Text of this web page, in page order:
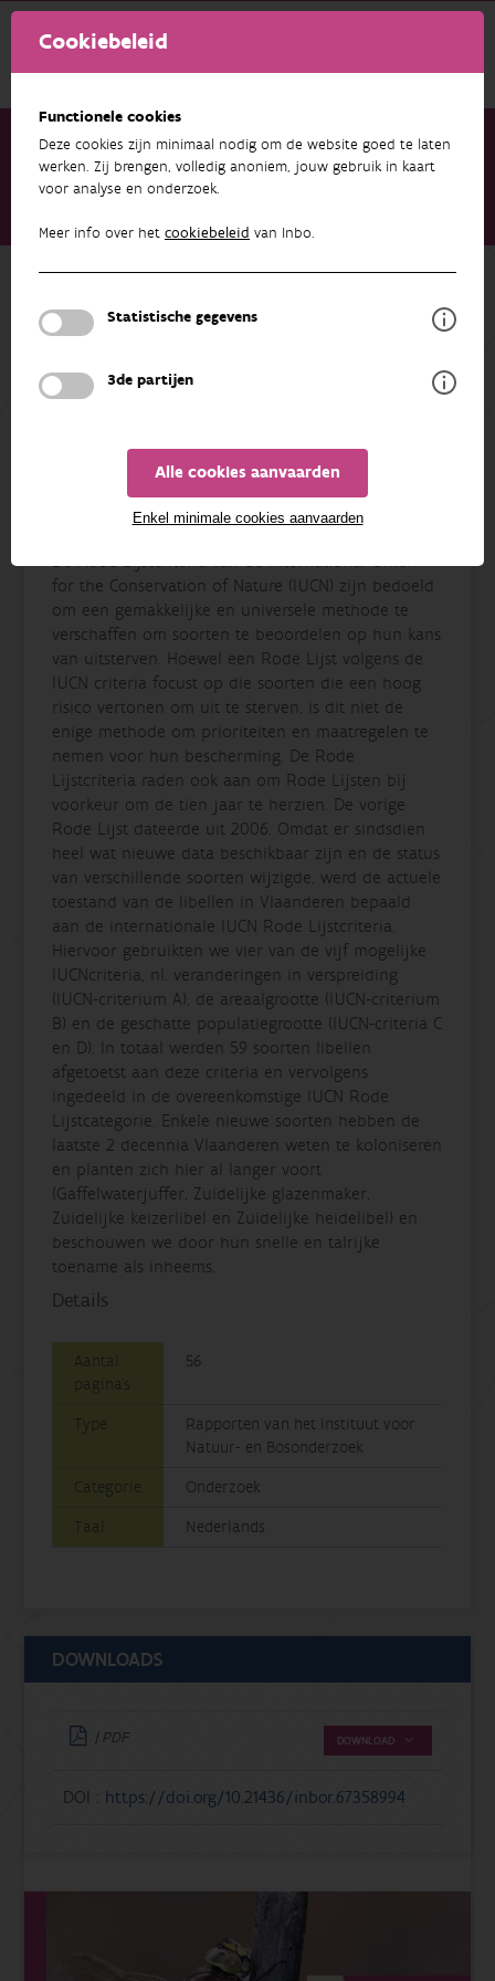
Cookiebeleid
Functionele cookies
Deze cookies zijn minimaal nodig om de website goed te laten
werken. Zij brengen, volledig anoniem, jouw gebruik in kaart
voor analyse en onderzoek.
Meer info over het cookiebeleid van Inbo.
Statistische gegevens
3de partijen
Alle cookies aanvaarden
Enkel minimale cookies aanvaarden
Onderzoek & resultaten
IUCN Rode lijst van de libellen (Odonata) in Vlaanderen
Terug naar overzicht
IUCN Rode lijst van de libellen
De Rode Lijstcriteria van de International Union
for the Conservation of Nature (IUCN) zijn bedoeld
om een gemakkelijke en universele methode te
verschaffen om soorten te beoordelen op hun kans
van uitsterven. Hoewel een Rode Lijst volgens de
IUCN criteria focust op die soorten die een hoog
risico vertonen om uit te sterven, is dit niet de
enige methode om prioriteiten en maatregelen te
nemen voor hun bescherming. De Rode
Lijstcriteria raden ook aan om Rode Lijsten bij
voorkeur om de tien jaar te herzien. De vorige
Rode Lijst dateerde uit 2006. Omdat er sindsdien
heel wat nieuwe data beschikbaar zijn en de status
van verschillende soorten wijzigde, werd de actuele
toestand van de libellen in Vlaanderen bepaald
aan de internationale IUCN Rode Lijstcriteria.
Hiervoor gebruikten we vier van de vijf mogelijke
IUCNcriteria, nl. veranderingen in verspreiding
(IUCN-criterium A), de areaalgrootte (IUCN-criterium
B) en de geschatte populatiegrootte (IUCN-criteria C
en D). In totaal werden 59 soorten libellen
afgetoetst aan deze criteria en vervolgens
ingedeeld in de overeenkomstige IUCN Rode
Lijstcategorie. Enkele nieuwe soorten hebben de
laatste 2 decennia Vlaanderen weten te koloniseren
en planten zich hier al langer voort
(Gaffelwaterjuffer, Zuidelijke glazenmaker,
Zuidelijke keizerlibel en Zuidelijke heidelibel) en
beschouwen we door hun snelle en talrijke
toename als inheems.
Details
Aantal
pagina's
56
Type
Rapporten van het Instituut voor
Natuur- en Bosonderzoek
Categorie
Onderzoek
Taal
Nederlands
DOWNLOADS
| PDF DOWNLOAD
DOI : https://doi.org/10.21436/inbor.67358994